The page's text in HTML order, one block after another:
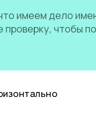
имеем дело
чтобы